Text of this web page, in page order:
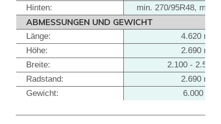
Hinten:
min. 270/95R48,
ABMESSUNGEN UND GEWICHT
Länge:
4.620 mm
Höhe:
2.690 mm
Breite:
2.100 - 2.511
Radstand:
2.690 mm
Gewicht:
6.000 Kg